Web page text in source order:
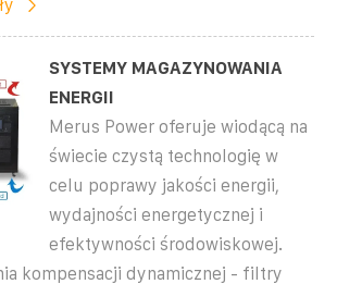
SYSTEMY MAGAZYNOWANIA
ENERGII
Merus Power oferuje wiodącą na
świecie czystą technologię w
celu poprawy jakości energii,
wydajności energetycznej i
efektywności środowiskowej.
kompensacji dynamicznej - filtry